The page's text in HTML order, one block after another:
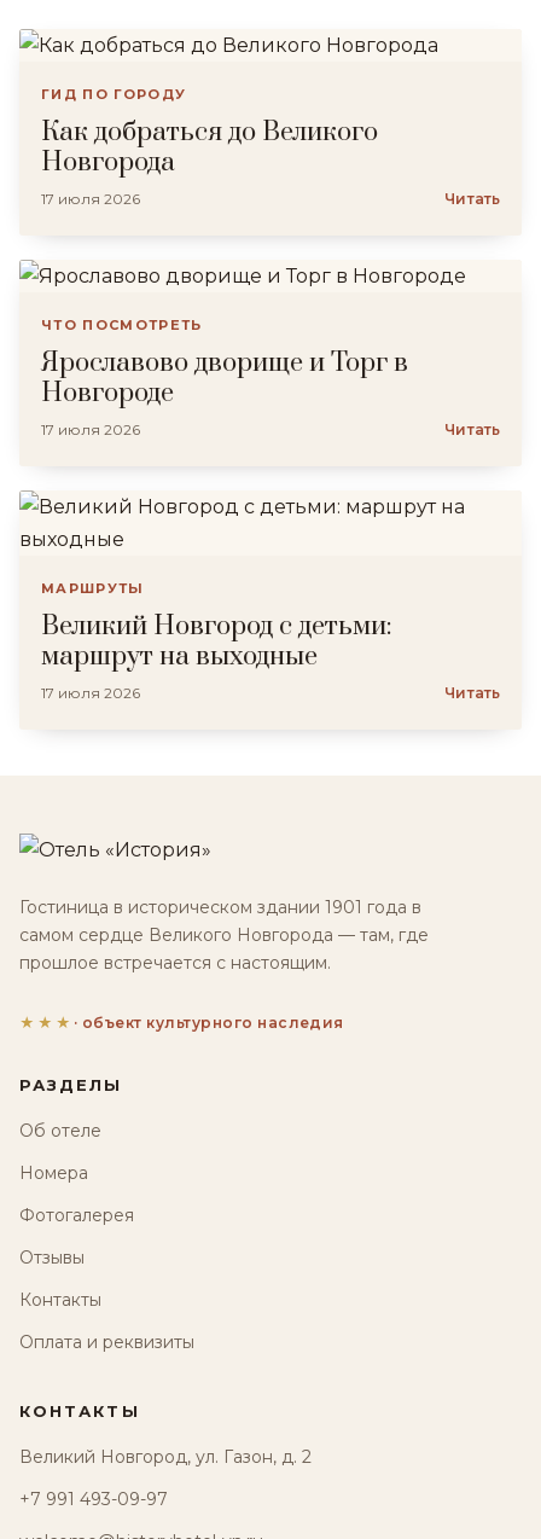
ГИД ПО ГОРОДУ
Как добраться до Великого
Новгорода
17 июля 2026 Читать
ЧТО ПОСМОТРЕТЬ
Ярославово дворище и Торг в
Новгороде
17 июля 2026 Читать
МАРШРУТЫ
Великий Новгород с детьми:
маршрут на выходные
17 июля 2026 Читать
Гостиница в историческом здании 1901 года в
самом сердце Великого Новгорода — там, где
прошлое встречается с настоящим.
★★★ · объект культурного наследия
РАЗДЕЛЫ
Об отеле
Номера
Фотогалерея
Отзывы
Контакты
Оплата и реквизиты
КОНТАКТЫ
Великий Новгород, ул. Газон, д. 2
+7 991 493-09-97